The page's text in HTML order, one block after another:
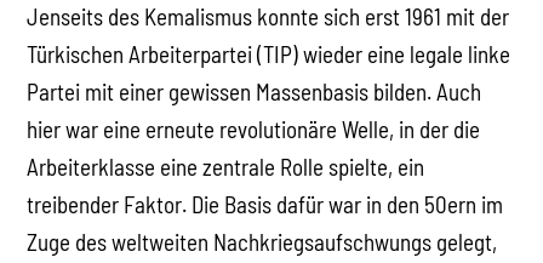
Jenseits des Kemalismus konnte sich erst 1961 mit der
Türkischen Arbeiterpartei (TIP) wieder eine legale linke
Partei mit einer gewissen Massenbasis bilden. Auch
hier war eine erneute revolutionäre Welle, in der die
Arbeiterklasse eine zentrale Rolle spielte, ein
treibender Faktor. Die Basis dafür war in den 50ern im
Zuge des weltweiten Nachkriegsaufschwungs gelegt,